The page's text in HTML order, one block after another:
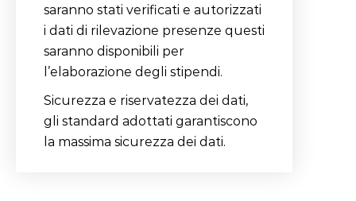
saranno stati verificati e autorizzati
i dati di rilevazione presenze questi
saranno disponibili per
l’elaborazione degli stipendi.
Sicurezza e riservatezza dei dati,
gli standard adottati garantiscono
la massima sicurezza dei dati.